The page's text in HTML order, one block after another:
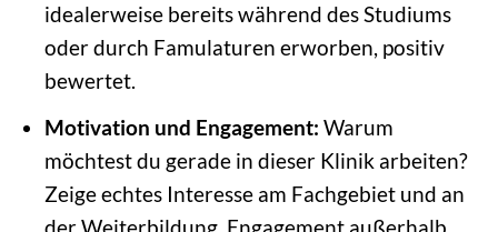
idealerweise bereits während des Studiums
oder durch Famulaturen erworben, positiv
bewertet.
Motivation und Engagement: Warum
möchtest du gerade in dieser Klinik arbeiten?
Zeige echtes Interesse am Fachgebiet und an
der Weiterbildung. Engagement außerhalb